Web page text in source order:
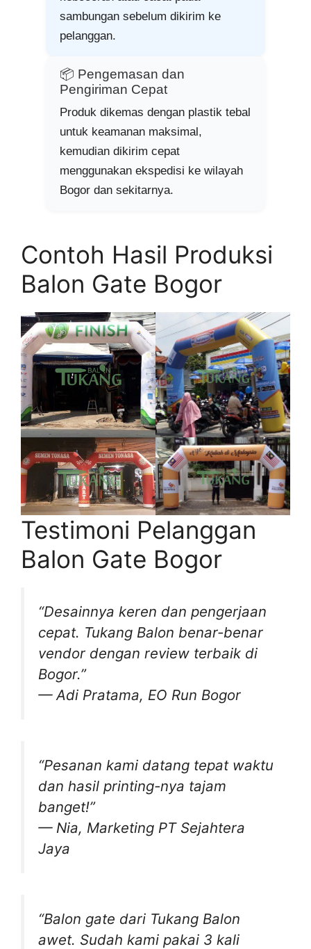
sambungan sebelum dikirim ke
pelanggan.
📦 Pengemasan dan
Pengiriman Cepat
Produk dikemas dengan plastik tebal
untuk keamanan maksimal,
kemudian dikirim cepat
menggunakan ekspedisi ke wilayah
Bogor dan sekitarnya.
Contoh Hasil Produksi
Balon Gate Bogor
Testimoni Pelanggan
Balon Gate Bogor
“Desainnya keren dan pengerjaan
cepat. Tukang Balon benar-benar
vendor dengan review terbaik di
Bogor.”
—Adi Pratama, EO Run Bogor
“Pesanan kami datang tepat waktu
dan hasil printing-nya tajam
banget!”
— Nia, Marketing PT Sejahtera
Jaya
“Balon gate dari Tukang Balon
awet. Sudah kami pakai 3 kali